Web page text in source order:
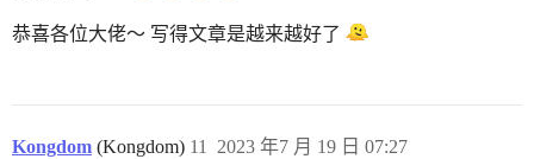
恭喜各位大佬～ 写得文章是越来越好了
Kongdom (Kongdom) 2023 年7 月 19 日 07:27
11